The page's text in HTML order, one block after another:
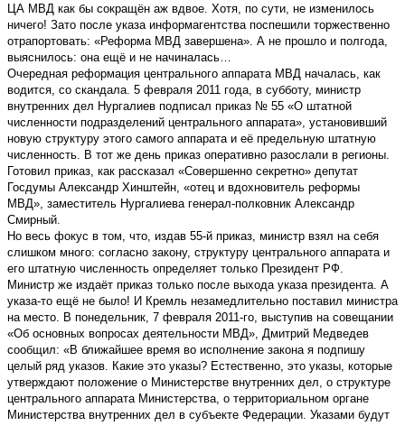
ЦА МВД как бы сокращён аж вдвое. Хотя, по сути, не изменилось
ничего! Зато после указа информагентства поспешили торжественно
отрапортовать: «Реформа МВД завершена». А не прошло и полгода,
выяснилось: она ещё и не начиналась…
Очередная реформация центрального аппарата МВД началась, как
водится, со скандала. 5 февраля 2011 года, в субботу, министр
внутренних дел Нургалиев подписал приказ № 55 «О штатной
численности подразделений центрального аппарата», установивший
новую структуру этого самого аппарата и её предельную штатную
численность. В тот же день приказ оперативно разослали в регионы.
Готовил приказ, как рассказал «Совершенно секретно» депутат
Госдумы Александр Хинштейн, «отец и вдохновитель реформы
МВД», заместитель Нургалиева генерал-полковник Александр
Смирный.
Но весь фокус в том, что, издав 55-й приказ, министр взял на себя
слишком много: согласно закону, структуру центрального аппарата и
его штатную численность определяет только Президент РФ.
Министр же издаёт приказ только после выхода указа президента. А
указа-то ещё не было! И Кремль незамедлительно поставил министра
на место. В понедельник, 7 февраля 2011-го, выступив на совещании
«Об основных вопросах деятельности МВД», Дмитрий Медведев
сообщил: «В ближайшее время во исполнение закона я подпишу
целый ряд указов. Какие это указы? Естественно, это указы, которые
утверждают положение о Министерстве внутренних дел, о структуре
центрального аппарата Министерства, о территориальном органе
Министерства внутренних дел в субъекте Федерации. Указами будут